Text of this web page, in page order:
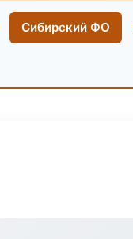
Сибирский ФО